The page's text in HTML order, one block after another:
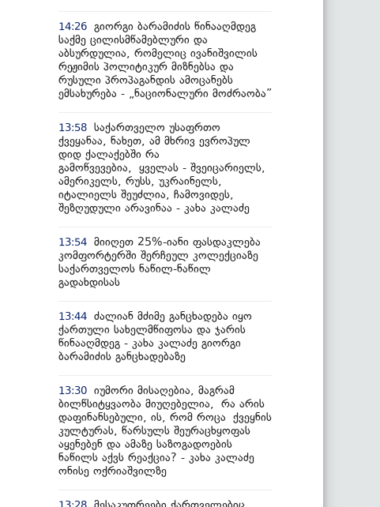
14:26 გიორგი ბარამიძის წინააღმდეგ
საქმე ცილისმწამებლური და
აბსურდულია, რომელიც ივანიშვილის
რეჟიმის პოლიტიკურ მიზნებსა და
რუსული პროპაგანდის ამოცანებს
ემსახურება - „ნაციონალური მოძრაობა”
13:58 საქართველო უსაფრთო
ქვეყანაა, ნახეთ, ამ მხრივ ევროპულ
დიდ ქალაქებში რა
გამოწვევებია, ყველას - შვეიცარიელს,
ამერიკელს, რუსს, უკრაინელს,
იტალიელს შეუძლია, ჩამოვიდეს,
შეზღუდული არავინაა - კახა კალაძე
13:54 მიიღეთ 25%-იანი ფასდაკლება
კომფორტერში შერჩეულ კოლექციაზე
საქართველოს ნაწილ-ნაწილ
გადახდისას
13:44 ძალიან მძიმე განცხადება იყო
ქართული სახელმწიფოსა და ჯარის
წინააღმდეგ - კახა კალაძე გიორგი
ბარამიძის განცხადებაზე
13:30 იუმორი მისაღებია, მაგრამ
ბილწსიტყვაობა მიუღებელია, რა არის
დაფინანსებული, ის, რომ როცა ქვეყნის
კულტურას, წარსულს შეურაცხყოფას
აყენებენ და ამაზე საზოგადოების
ნაწილს აქვს რეაქცია? - კახა კალაძე
ონისე ოქრიაშვილზე